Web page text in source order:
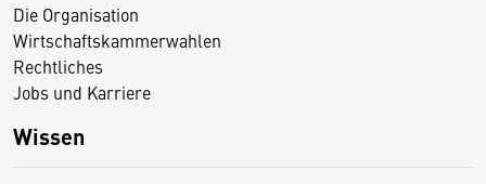
Die Organisation
Wirtschaftskammerwahlen
Rechtliches
Jobs und Karriere
Wissen